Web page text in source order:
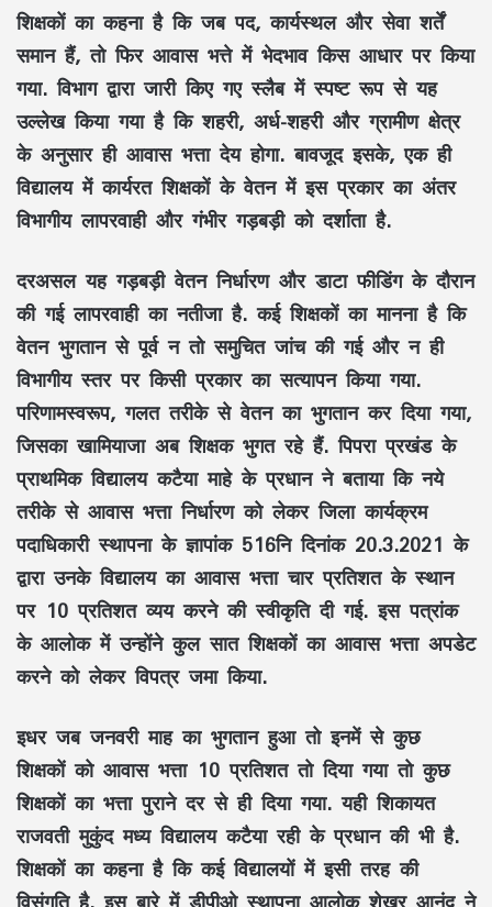
शिक्षकों का कहना है कि जब पद, कार्यस्थल और सेवा शर्तें
समान हैं, तो फिर आवास भत्ते में भेदभाव किस आधार पर किया
गया. विभाग द्वारा जारी किए गए स्लैब में स्पष्ट रूप से यह
उल्लेख किया गया है कि शहरी, अर्ध-शहरी और ग्रामीण क्षेत्र
के अनुसार ही आवास भत्ता देय होगा. बावजूद इसके, एक ही
विद्यालय में कार्यरत शिक्षकों के वेतन में इस प्रकार का अंतर
विभागीय लापरवाही और गंभीर गड़बड़ी को दर्शाता है.
दरअसल यह गड़बड़ी वेतन निर्धारण और डाटा फीडिंग के दौरान
की गई लापरवाही का नतीजा है. कई शिक्षकों का मानना है कि
वेतन भुगतान से पूर्व न तो समुचित जांच की गई और न ही
विभागीय स्तर पर किसी प्रकार का सत्यापन किया गया.
परिणामस्वरूप, गलत तरीके से वेतन का भुगतान कर दिया गया,
जिसका खामियाजा अब शिक्षक भुगत रहे हैं. पिपरा प्रखंड के
प्राथमिक विद्यालय कटैया माहे के प्रधान ने बताया कि नये
तरीके से आवास भत्ता निर्धारण को लेकर जिला कार्यक्रम
पदाधिकारी स्थापना के ज्ञापांक 516नि दिनांक 20.3.2021 के
द्वारा उनके विद्यालय का आवास भत्ता चार प्रतिशत के स्थान
पर 10 प्रतिशत व्यय करने की स्वीकृति दी गई. इस पत्रांक
के आलोक में उन्होंने कुल सात शिक्षकों का आवास भत्ता अपडेट
करने को लेकर विपत्र जमा किया.
इधर जब जनवरी माह का भुगतान हुआ तो इनमें से कुछ
शिक्षकों को आवास भत्ता 10 प्रतिशत तो दिया गया तो कुछ
शिक्षकों का भत्ता पुराने दर से ही दिया गया. यही शिकायत
राजवती मुकुंद मध्य विद्यालय कटैया रही के प्रधान की भी है.
शिक्षकों का कहना है कि कई विद्यालयों में इसी तरह की